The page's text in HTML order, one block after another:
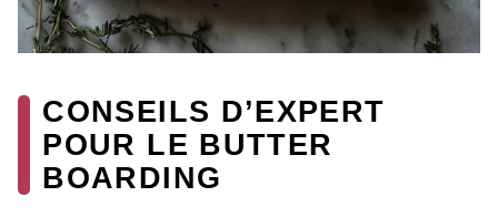
CONSEILS D’EXPERT
POUR LE BUTTER
BOARDING